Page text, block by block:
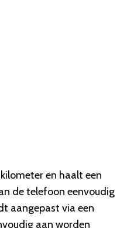
en haalt een
de telefoon eenvoudig
aangepast via een
aan worden